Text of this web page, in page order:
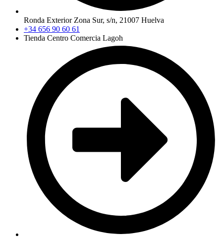
Ronda Exterior Zona Sur, s/n, 21007 Huelva
+34 656 90 60 61
Tienda Centro Comercia Lagoh